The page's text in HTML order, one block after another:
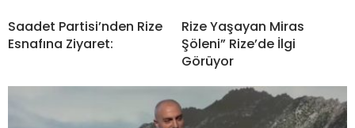
Saadet Partisi’nden Rize
Esnafına Ziyaret:
Rize Yaşayan Miras
Şöleni” Rize’de İlgi
Görüyor